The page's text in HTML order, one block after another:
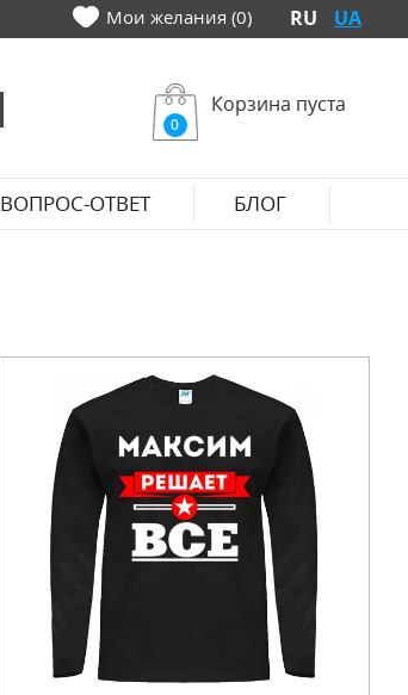
Мои желания (0) RU UA
0
Корзина пуста
ВОПРОС-ОТВЕТ БЛОГ